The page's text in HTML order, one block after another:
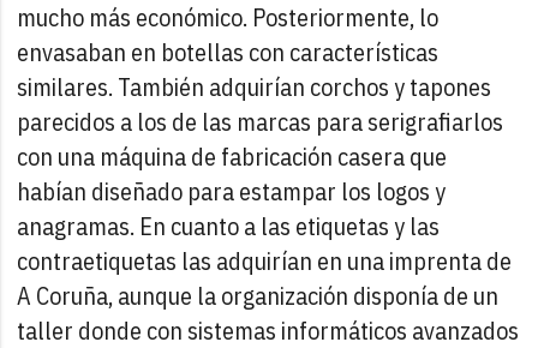
mucho más económico. Posteriormente, lo
envasaban en botellas con características
similares. También adquirían corchos y tapones
parecidos a los de las marcas para serigrafiarlos
con una máquina de fabricación casera que
habían diseñado para estampar los logos y
anagramas. En cuanto a las etiquetas y las
contraetiquetas las adquirían en una imprenta de
A Coruña, aunque la organización disponía de un
taller donde con sistemas informáticos avanzados